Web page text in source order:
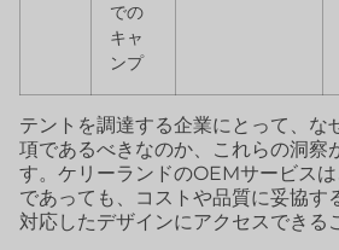
での
キャ
ンプ
テントを調達する企業にとって、な
項であるべきなのか、これらの洞察
す。ケリーランドのOEMサービス
であっても、コストや品質に妥協す
対応したデザインにアクセスできる